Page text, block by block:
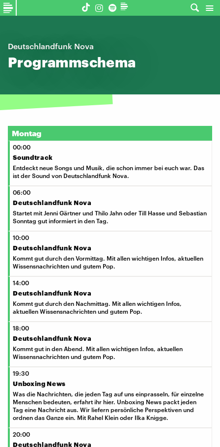
Deutschlandfunk Nova
Programmschema
Montag
00:00
Soundtrack
Entdeckt neue Songs und Musik, die schon immer bei euch war. Das
ist der Sound von Deutschlandfunk Nova.
06:00
Deutschlandfunk Nova
Startet mit Jenni Gärtner und Thilo Jahn oder Till Hasse und Sebastian
Sonntag gut informiert in den Tag.
10:00
Deutschlandfunk Nova
Kommt gut durch den Vormittag. Mit allen wichtigen Infos, aktuellen
Wissensnachrichten und gutem Pop.
14:00
Deutschlandfunk Nova
Kommt gut durch den Nachmittag. Mit allen wichtigen Infos,
aktuellen Wissensnachrichten und gutem Pop.
18:00
Deutschlandfunk Nova
Kommt gut in den Abend. Mit allen wichtigen Infos, aktuellen
Wissensnachrichten und gutem Pop.
19:30
Unboxing News
Was die Nachrichten, die jeden Tag auf uns einprasseln, für einzelne
Menschen bedeuten, erfahrt ihr hier. Unboxing News packt jeden
Tag eine Nachricht aus. Wir liefern persönliche Perspektiven und
ordnen das Ganze ein. Mit Rahel Klein oder Ilka Knigge.
20:00
Deutschlandfunk Nova